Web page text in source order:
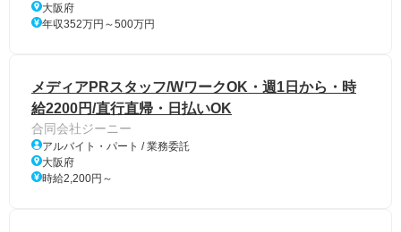
大阪府
年収352万円～500万円
メディアPRスタッフ/WワークOK・週1日から・時
給2200円/直行直帰・日払いOK
合同会社ジーニー
アルバイト・パート / 業務委託
大阪府
時給2,200円～